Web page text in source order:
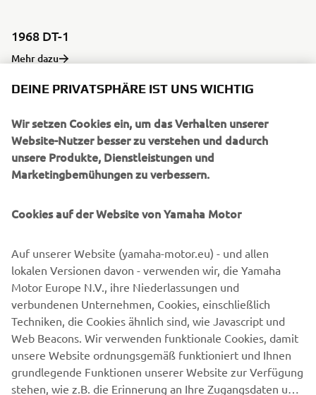
1968 DT-1
Mehr dazu
1970ER
©Yamaha Motor Europe N.V. / Yamaha Motor Co., Ltd.
dürfen ohne die ausdrückliche schriftliche Zustimmung
von Yamaha Motor Europe N.V. und/oder Yamaha Motor
Co., Ltd. zu keiner Zeit für kommerzielle oder
nichtkommerzielle Zwecke verwendet werden.
Fahre stets verantwortungsbewusst und beachte alle
örtlichen Verkehrsvorschriften.
DEINE PRIVATSPHÄRE IST UNS WICHTIG
Wir setzen Cookies ein, um das Verhalten unserer
Website-Nutzer besser zu verstehen und dadurch
unsere Produkte, Dienstleistungen und
Marketingbemühungen zu verbessern.
Cookies auf der Website von Yamaha Motor
Auf unserer Website (yamaha-motor.eu) - und allen
lokalen Versionen davon - verwenden wir, die Yamaha
Motor Europe N.V., ihre Niederlassungen und
verbundenen Unternehmen, Cookies, einschließlich
Techniken, die Cookies ähnlich sind, wie Javascript und
Web Beacons. Wir verwenden funktionale Cookies, damit
unsere Website ordnungsgemäß funktioniert und Ihnen
grundlegende Funktionen unserer Website zur Verfügung
stehen, wie z.B. die Erinnerung an Ihre Zugangsdaten und